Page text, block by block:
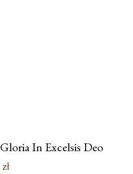
In Excelsis Deo
zł